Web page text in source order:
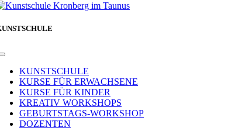
Toggle
NavigationKUNSTSCHULE
KURSE FÜR ERWACHSENE
KURSE FÜR KINDER
KREATIV WORKSHOPS
GEBURTSTAGS-WORKSHOP
DOZENTEN